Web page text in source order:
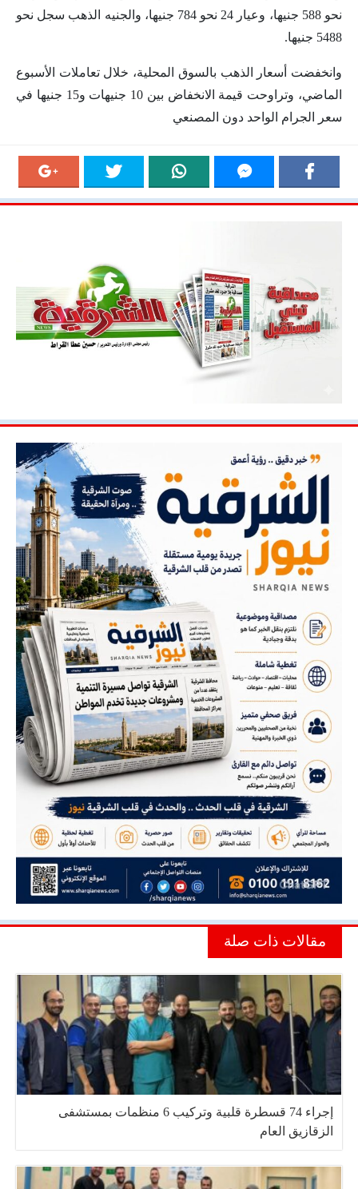
نحو 588 جنيها، وعيار 24 نحو 784 جنيها، والجنيه الذهب سجل نحو
5488 جنيها.
وانخفضت أسعار الذهب بالسوق المحلية، خلال تعاملات الأسبوع
الماضي، وتراوحت قيمة الانخفاض بين 10 جنيهات و15 جنيها في
سعر الجرام الواحد دون المصنعي
مقالات ذات صلة
إجراء 74 قسطرة قلبية وتركيب 6 منظمات بمستشفى
الزقازيق العام